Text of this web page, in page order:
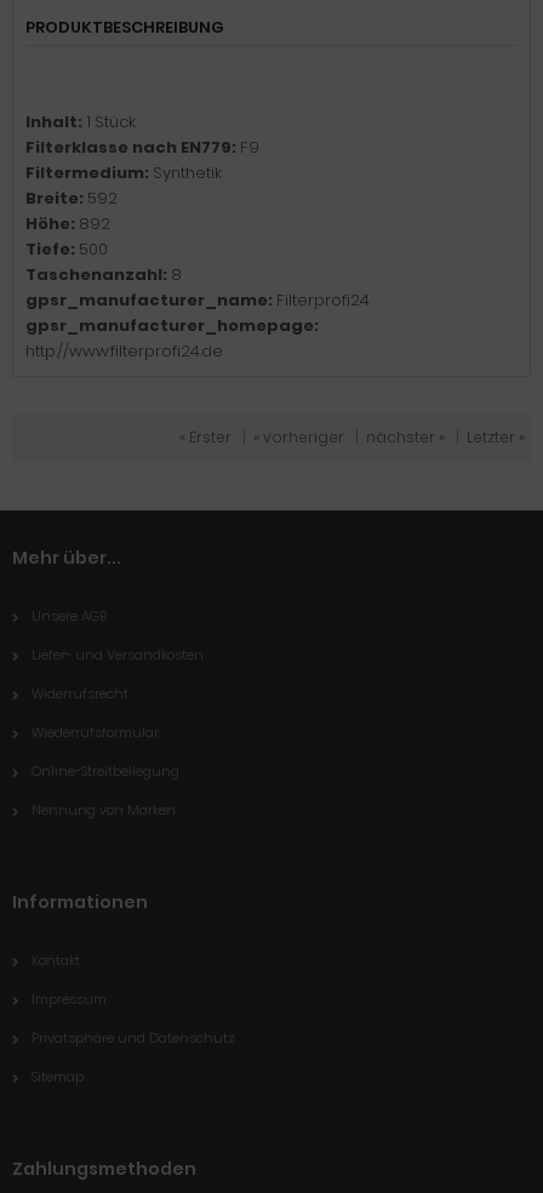
PRODUKTBESCHREIBUNG
Inhalt: 1 Stück
Filterklasse nach EN779: F9
Filtermedium: Synthetik
Breite: 592
Höhe: 892
Tiefe: 500
Taschenanzahl: 8
gpsr_manufacturer_name: Filterprofi24
gpsr_manufacturer_homepage:
http://www.filterprofi24.de
« Erster « vorheriger nächster » Letzter »
Mehr über...
Unsere AGB
Liefer- und Versandkosten
Widerrufsrecht
Wiederrufsformular
Online-Streitbeilegung
Nennung von Marken
Informationen
Kontakt
Impressum
Privatsphäre und Datenschutz
Sitemap
Zahlungsmethoden